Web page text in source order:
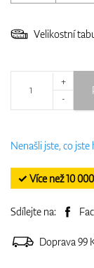
Velikostní
+
-
Nenašli jste, co jste
✓ Více než 10
Sdílejte na:
Doprava 99